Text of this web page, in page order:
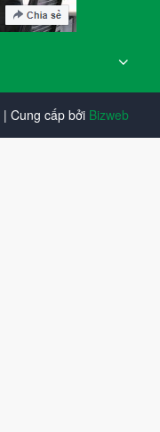
| Cung cấp bởi Bizweb